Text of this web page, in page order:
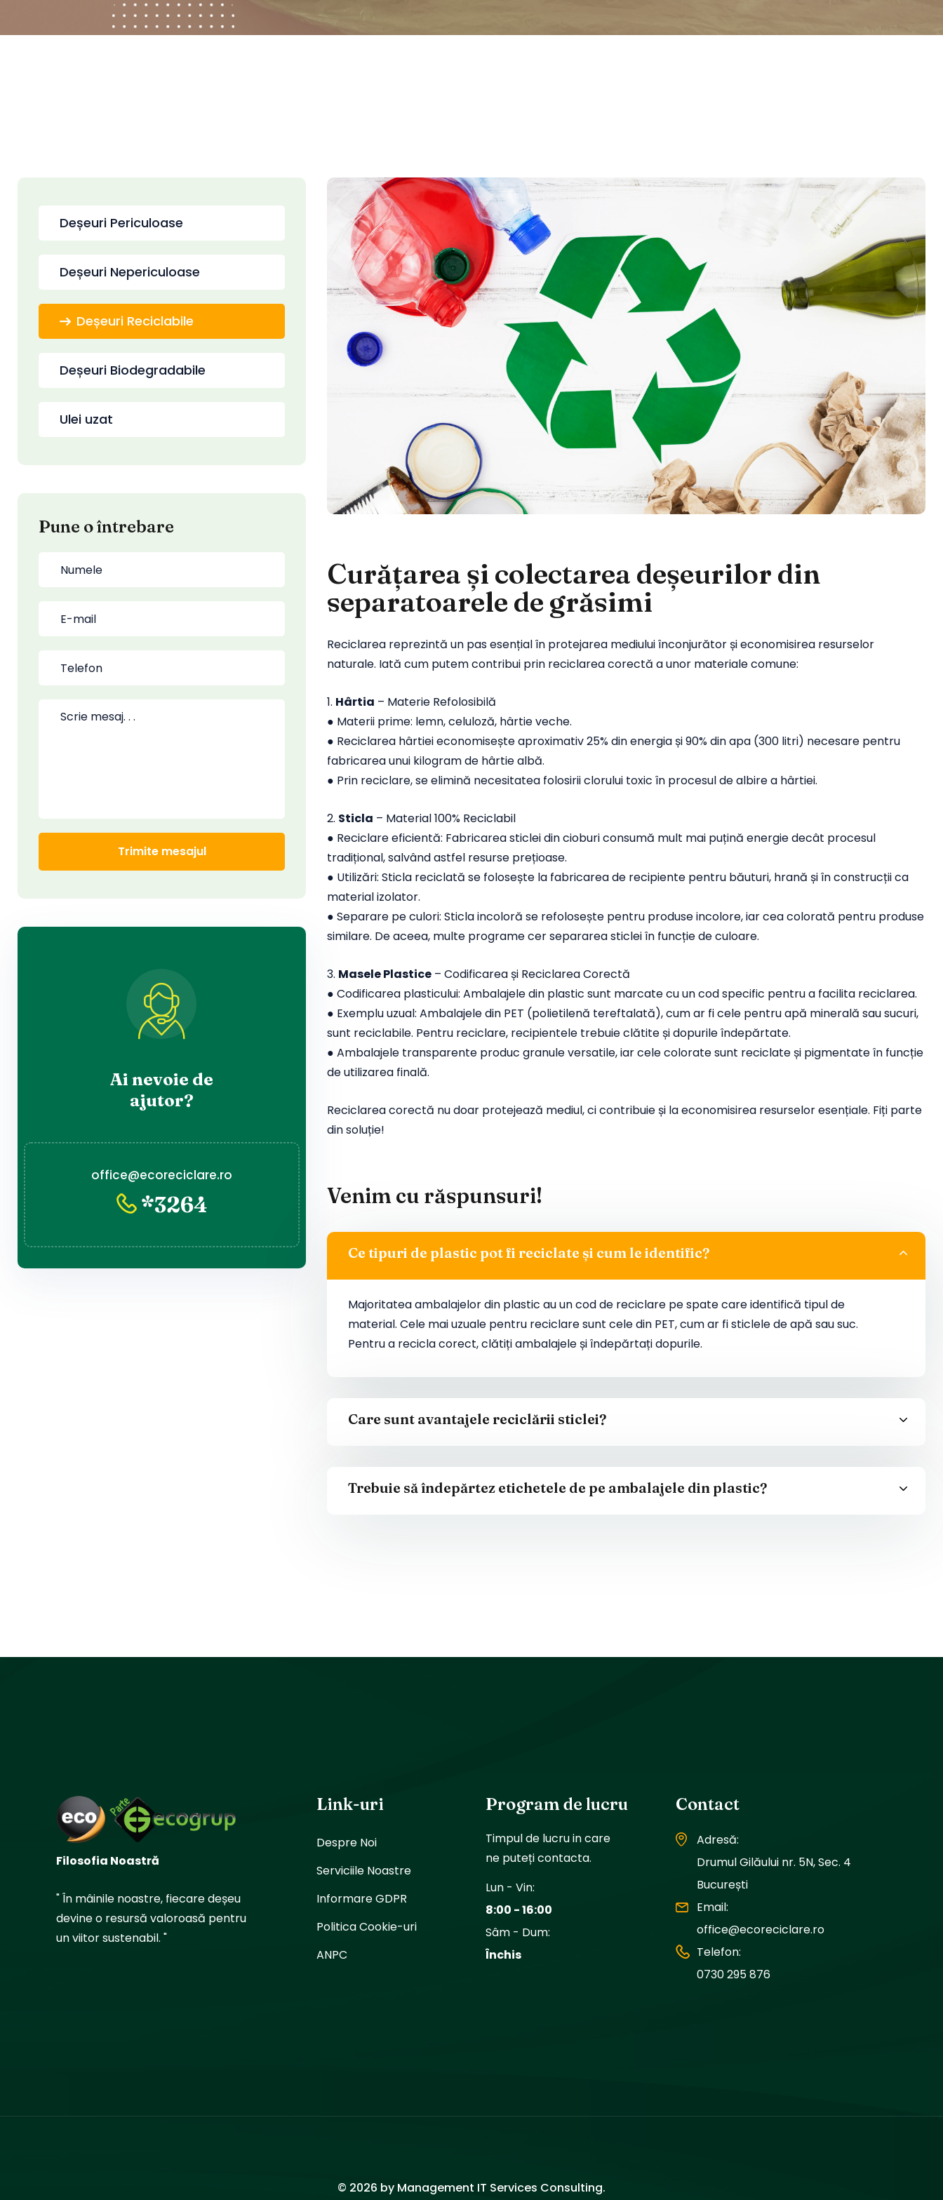
Deșeuri Periculoase
Deșeuri Nepericuloase
Deșeuri Reciclabile
Deșeuri Biodegradabile
Ulei uzat
Pune o întrebare
Trimite mesajul
Ai nevoie de
ajutor?
office@ecoreciclare.ro
*3264
Curățarea și colectarea deșeurilor din
separatoarele de grăsimi
Reciclarea reprezintă un pas esențial în protejarea mediului înconjurător și economisirea resurselor
naturale. Iată cum putem contribui prin reciclarea corectă a unor materiale comune:
1. Hârtia – Materie Refolosibilă
● Materii prime: lemn, celuloză, hârtie veche.
● Reciclarea hârtiei economisește aproximativ 25% din energia și 90% din apa (300 litri) necesare pentru
fabricarea unui kilogram de hârtie albă.
● Prin reciclare, se elimină necesitatea folosirii clorului toxic în procesul de albire a hârtiei.
2. Sticla – Material 100% Reciclabil
● Reciclare eficientă: Fabricarea sticlei din cioburi consumă mult mai puțină energie decât procesul
tradițional, salvând astfel resurse prețioase.
● Utilizări: Sticla reciclată se folosește la fabricarea de recipiente pentru băuturi, hrană și în construcții ca
material izolator.
● Separare pe culori: Sticla incoloră se refolosește pentru produse incolore, iar cea colorată pentru produse
similare. De aceea, multe programe cer separarea sticlei în funcție de culoare.
3. Masele Plastice – Codificarea și Reciclarea Corectă
● Codificarea plasticului: Ambalajele din plastic sunt marcate cu un cod specific pentru a facilita reciclarea.
● Exemplu uzual: Ambalajele din PET (polietilenă tereftalată), cum ar fi cele pentru apă minerală sau sucuri,
sunt reciclabile. Pentru reciclare, recipientele trebuie clătite și dopurile îndepărtate.
● Ambalajele transparente produc granule versatile, iar cele colorate sunt reciclate și pigmentate în funcție
de utilizarea finală.
Reciclarea corectă nu doar protejează mediul, ci contribuie și la economisirea resurselor esențiale. Fiți parte
din soluție!
Venim cu răspunsuri!
Ce tipuri de plastic pot fi reciclate și cum le identific?
Majoritatea ambalajelor din plastic au un cod de reciclare pe spate care identifică tipul de
material. Cele mai uzuale pentru reciclare sunt cele din PET, cum ar fi sticlele de apă sau suc.
Pentru a recicla corect, clătiți ambalajele și îndepărtați dopurile.
Care sunt avantajele reciclării sticlei?
Trebuie să îndepărtez etichetele de pe ambalajele din plastic?
Filosofia Noastră
" În mâinile noastre, fiecare deșeu
devine o resursă valoroasă pentru
un viitor sustenabil. "
Link-uri
Despre Noi
Serviciile Noastre
Informare GDPR
Politica Cookie-uri
ANPC
Program de lucru
Timpul de lucru in care
ne puteți contacta.
Lun - Vin:
8:00 - 16:00
Sâm - Dum:
Închis
Contact
Adresă:
Drumul Gilăului nr. 5N, Sec. 4
București
Email:
office@ecoreciclare.ro
Telefon:
0730 295 876
© 2026 by Management IT Services Consulting.